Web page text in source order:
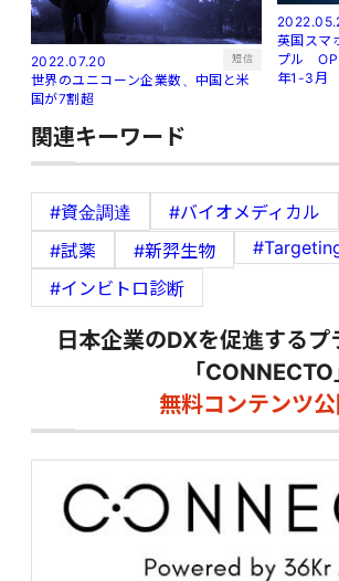
2022.07.20 短信
世界のユニコーン企業数、中国と米
国が7割超
英国スマ
プル
年1-3月
関連キーワード
#資金調達 #バイオメディカル
#試薬
#新羿生物
#インビトロ診断
日本企業のDXを促進するプ
「CONNECTO
無料コンテンツ